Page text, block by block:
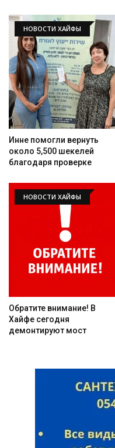
НОВОСТИ ХАЙФЫ
Инне помогли вернуть
около 5,500 шекелей
благодаря проверке
НОВОСТИ ХАЙФЫ
Обратите внимание! В
Хайфе сегодня
демонтируют мост